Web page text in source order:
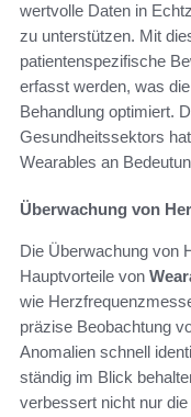
wertvolle Daten in
zu unterstützen. Mit
patientenspezifische
erfasst werden, was
Behandlung optimiert.
Gesundheitssektors
Wearables an
Überwachung von
Die Überwachung von
Hauptvorteile von
wie
präzise Beobachtung
Anomalien schnell
ständig im Blick
verbessert nicht nur